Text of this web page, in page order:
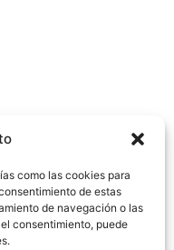
como las cookies para
de estas
de navegación o las
consentimiento, puede